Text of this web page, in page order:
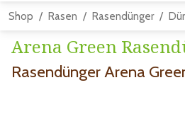
Shop Rasen Rasendünger
Arena Green
Rasendünger Arena